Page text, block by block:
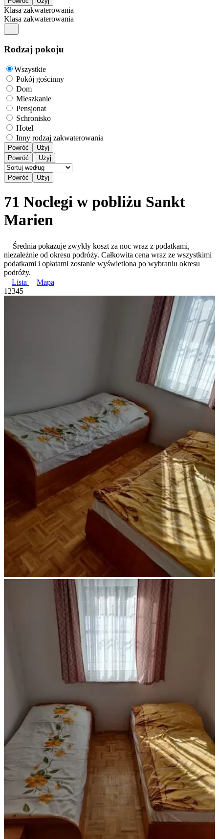
Klasa zakwaterowania
Klasa zakwaterowania
Rodzaj pokoju
Wszystkie
Pokój gościnny
Dom
Mieszkanie
Pensjonat
Schronisko
Hotel
Inny rodzaj zakwaterowania
Powróć
Użyj
Powróć
Użyj
71 Noclegi w pobliżu Sankt
Marien
Średnia pokazuje zwykły koszt za noc wraz z podatkami,
niezależnie od okresu podróży. Całkowita cena wraz ze wszystkimi
podatkami i opłatami zostanie wyświetlona po wybraniu okresu
podróży.
Lista
Mapa
1 2345